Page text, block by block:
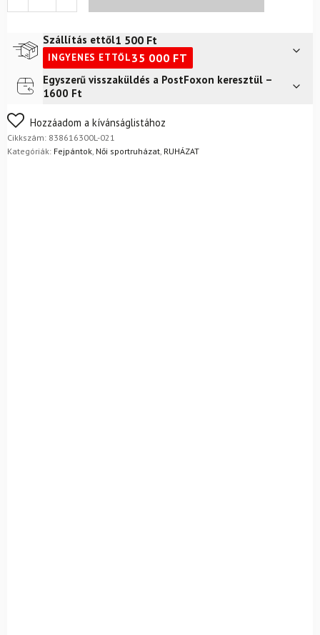
mennyiség
Szállítás ettől1 500 Ft
INGYENES ETTŐL35 000 FT
Futár a címre2 400
FoxPost
Egyszerű visszaküldés a PostFoxon keresztül –
1600 Ft
Nem biztos a választásában? Semmi gond – a terméket
egyszerűen visszaküldheti 14 napon belül, indoklás nélkül.
Mik a visszaküldés feltételei?
Hozzáadom a kívánságlistához
Cikkszám: 838616300L-021
Kategóriák: Fejpántok Női sportruházat RUHÁZAT